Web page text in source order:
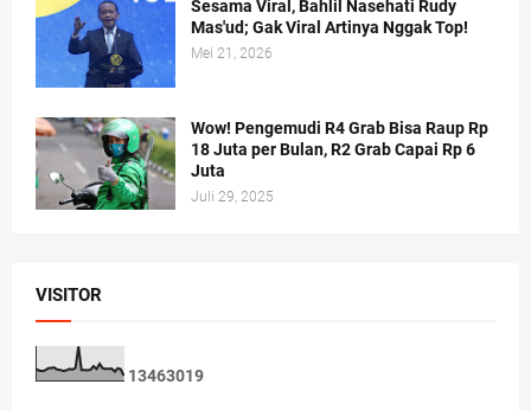
Sesama Viral, Bahlil Nasehati Rudy
Mas'ud; Gak Viral Artinya Nggak Top!
Mei 21, 2026
Wow! Pengemudi R4 Grab Bisa Raup Rp
18 Juta per Bulan, R2 Grab Capai Rp 6
Juta
Juli 29, 2025
VISITOR
13463019